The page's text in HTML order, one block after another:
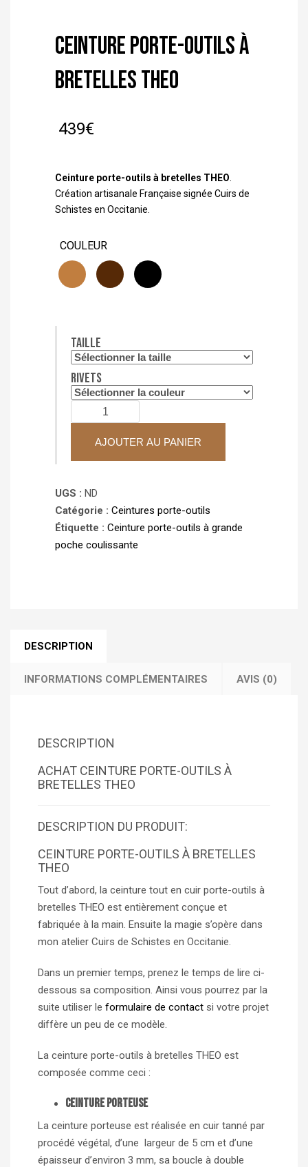
Ceinture porte-outils à
bretelles THEO
439€
Ceinture porte-outils à bretelles THEO
Création artisanale Française signée Cuirs de
Schistes en Occitanie.
COULEUR
Taille
Rivets
quantité
de
Ceinture
porte-
à
bretelles
THEO
AJOUTER AU PANIER
UGS : ND
Catégorie : Ceintures porte-outils
Étiquette : Ceinture porte-outils à grande
poche coulissante
DESCRIPTION
INFORMATIONS COMPLÉMENTAIRES AVIS (0)
DESCRIPTION
ACHAT CEINTURE PORTE-OUTILS À
BRETELLES THEO
DESCRIPTION DU PRODUIT:
CEINTURE PORTE-OUTILS À BRETELLES
THEO
Tout d’abord, la ceinture tout en cuir porte-outils à
bretelles THEO est entièrement conçue et
fabriquée à la main. Ensuite la magie s’opère dans
mon atelier Cuirs de Schistes en Occitanie.
Dans un premier temps, prenez le temps de lire ci-
dessous sa composition. Ainsi vous pourrez par la
suite utiliser le formulaire de contact si votre projet
diffère un peu de ce modèle.
La ceinture porte-outils à bretelles THEO est
composée comme ceci :
Ceinture porteuse
La ceinture porteuse est réalisée en cuir tanné par
procédé végétal, d’une largeur de 5 cm et d’une
épaisseur d’environ 3 mm, sa boucle à double